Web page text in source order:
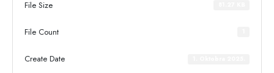
File Size
File Count
Create Date